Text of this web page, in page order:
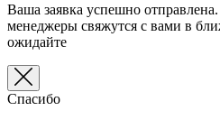
Ваша заявка успешно отправлена.
менеджеры свяжутся с вами в
ожидайте
Спасибо